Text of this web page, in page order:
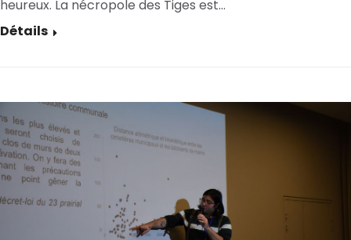
heureux. La nécropole des Tiges est…
Détails